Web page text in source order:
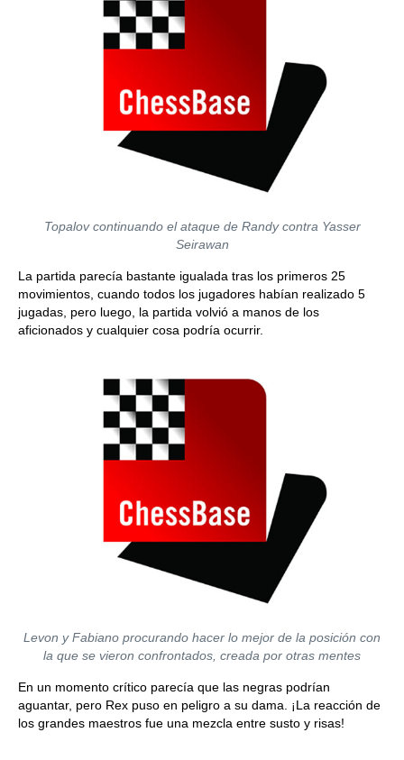
Topalov continuando el ataque de Randy contra Yasser
Seirawan
La partida parecía bastante igualada tras los primeros 25
movimientos, cuando todos los jugadores habían realizado 5
jugadas, pero luego, la partida volvió a manos de los
aficionados y cualquier cosa podría ocurrir.
Levon y Fabiano procurando hacer lo mejor de la posición con
la que se vieron confrontados, creada por otras mentes
En un momento crítico parecía que las negras podrían
aguantar, pero Rex puso en peligro a su dama. ¡La reacción de
los grandes maestros fue una mezcla entre susto y risas!